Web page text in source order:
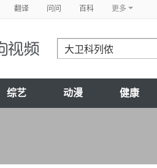
翻译 问问 百科 更多
综艺 动漫 健康